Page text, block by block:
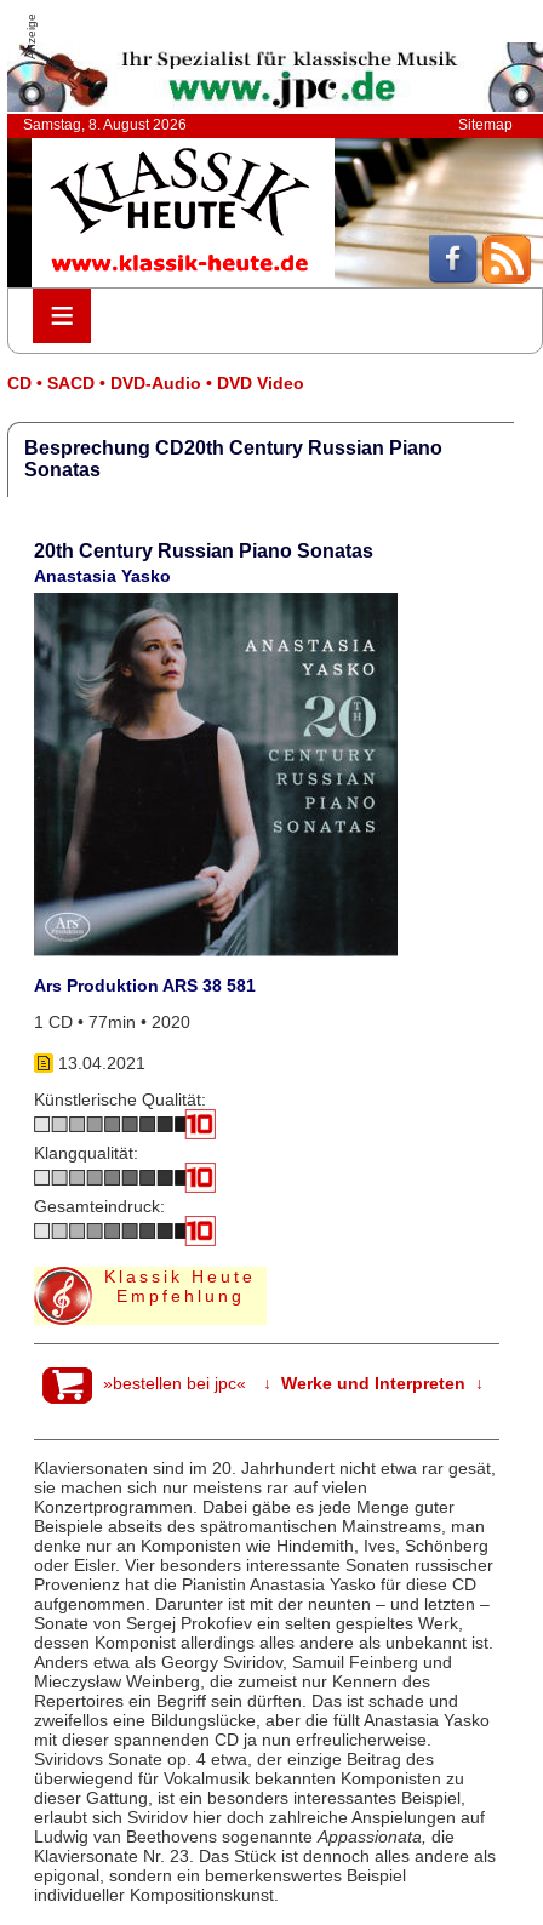
Anzeige
Samstag, 8. August 2026 Sitemap
≡
≡
CD • SACD • DVD-Audio • DVD Video
Besprechung CD20th Century Russian Piano
Sonatas
20th Century Russian Piano Sonatas
Anastasia Yasko
Ars Produktion ARS 38 581
1 CD • 77min • 2020
13.04.2021
Künstlerische Qualität:
Klangqualität:
Gesamteindruck:
Klassik Heute
Empfehlung
»bestellen bei jpc« ↓ Werke und Interpreten ↓
Klaviersonaten sind im 20. Jahrhundert nicht etwa rar gesät,
sie machen sich nur meistens rar auf vielen
Konzertprogrammen. Dabei gäbe es jede Menge guter
Beispiele abseits des spätromantischen Mainstreams, man
denke nur an Komponisten wie Hindemith, Ives, Schönberg
oder Eisler. Vier besonders interessante Sonaten russischer
Provenienz hat die Pianistin Anastasia Yasko für diese CD
aufgenommen. Darunter ist mit der neunten – und letzten –
Sonate von Sergej Prokofiev ein selten gespieltes Werk,
dessen Komponist allerdings alles andere als unbekannt ist.
Anders etwa als Georgy Sviridov, Samuil Feinberg und
Mieczysław Weinberg, die zumeist nur Kennern des
Repertoires ein Begriff sein dürften. Das ist schade und
zweifellos eine Bildungslücke, aber die füllt Anastasia Yasko
mit dieser spannenden CD ja nun erfreulicherweise.
Sviridovs Sonate op. 4 etwa, der einzige Beitrag des
überwiegend für Vokalmusik bekannten Komponisten zu
dieser Gattung, ist ein besonders interessantes Beispiel,
erlaubt sich Sviridov hier doch zahlreiche Anspielungen auf
Ludwig van Beethovens sogenannte Appassionata, die
Klaviersonate Nr. 23. Das Stück ist dennoch alles andere als
epigonal, sondern ein bemerkenswertes Beispiel
individueller Kompositionskunst.